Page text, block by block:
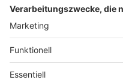
Teilnahmebedingungen
Grounding Page
BAYERN
Datenschutz­erklärung